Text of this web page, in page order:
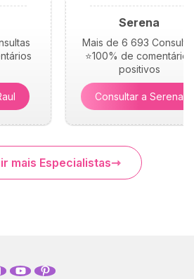
Serena
Mais de 6 693
⭐100% de comentários
positivos
Consultar a Serena
mais Especialistas